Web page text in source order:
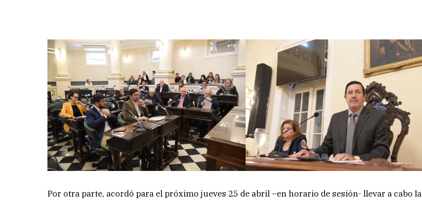
Por otra parte, acordó para el próximo jueves 25 de abril –en horario de sesión- llevar a cabo la